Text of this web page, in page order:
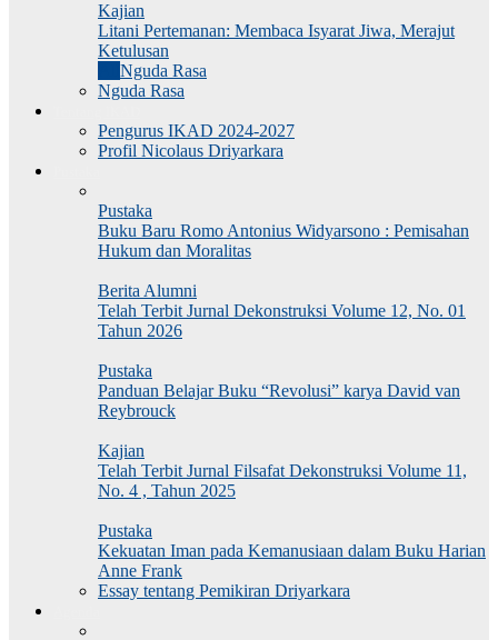
Kajian
Litani Pertemanan: Membaca Isyarat Jiwa, Merajut
Ketulusan
Nguda Rasa
Nguda Rasa
Pengurus IKAD 2024-2027
Profil Nicolaus Driyarkara
Pustaka
Buku Baru Romo Antonius Widyarsono : Pemisahan
Hukum dan Moralitas
Berita Alumni
Telah Terbit Jurnal Dekonstruksi Volume 12, No. 01
Tahun 2026
Pustaka
Panduan Belajar Buku “Revolusi” karya David van
Reybrouck
Kajian
Telah Terbit Jurnal Filsafat Dekonstruksi Volume 11,
No. 4 , Tahun 2025
Pustaka
Kekuatan Iman pada Kemanusiaan dalam Buku Harian
Anne Frank
Essay tentang Pemikiran Driyarkara